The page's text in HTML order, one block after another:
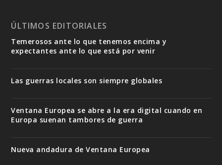
ÚLTIMOS EDITORIALES
Temerosos ante lo que tenemos encima y
expectantes ante lo que está por venir
Las guerras locales son siempre globales
Ventana Europea se abre a la era digital cuando en
Europa suenan tambores de guerra
Nueva andadura de Ventana Europea